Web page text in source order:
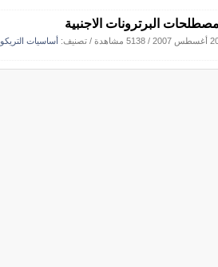
مصطلحات البرترونات الاجنبية
2007
/ 5138 مشاهدة / تصنيف: أساسيات التريكو